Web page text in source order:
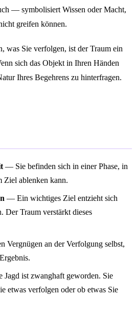
— symbolisiert Wissen oder Macht,
greifen können.
was Sie verfolgen, ist der Traum ein
sich das Objekt in Ihren Händen
Ihres Begehrens zu hinterfragen.
— Sie befinden sich in einer Phase, in
Ziel ablenken kann.
— Ein wichtiges Ziel entzieht sich
Der Traum verstärkt dieses
Vergnügen an der Verfolgung selbst,
ist zwanghaft geworden. Sie
etwas verfolgen oder ob etwas Sie